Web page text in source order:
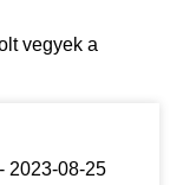
vegyek a
2023-08-25